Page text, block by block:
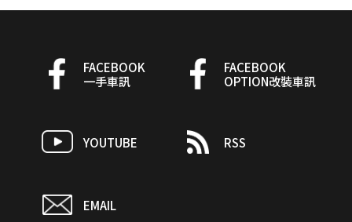
FACEBOOK
一手車訊
FACEBOOK
OPTION改裝車訊
YOUTUBE RSS
EMAIL